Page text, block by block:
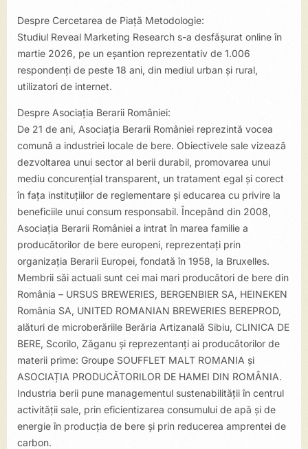
Despre Cercetarea de Piață Metodologie:
Studiul Reveal Marketing Research s-a desfăşurat online în
martie 2026, pe un eșantion reprezentativ de 1.006
respondenți de peste 18 ani, din mediul urban și rural,
utilizatori de internet.
Despre Asociația Berarii României:
De 21 de ani, Asociația Berarii României reprezintă vocea
comună a industriei locale de bere. Obiectivele sale vizează
dezvoltarea unui sector al berii durabil, promovarea unui
mediu concurențial transparent, un tratament egal și corect
în fața instituțiilor de reglementare și educarea cu privire la
beneficiile unui consum responsabil. Începând din 2008,
Asociația Berarii României a intrat în marea familie a
producătorilor de bere europeni, reprezentați prin
organizația Berarii Europei, fondată în 1958, la Bruxelles.
Membrii săi actuali sunt cei mai mari producători de bere din
România – URSUS BREWERIES, BERGENBIER SA, HEINEKEN
România SA, UNITED ROMANIAN BREWERIES BEREPROD,
alături de microberăriile Berăria Artizanală Sibiu, CLINICA DE
BERE, Scorilo, Zăganu și reprezentanți ai producătorilor de
materii prime: Groupe SOUFFLET MALT ROMANIA și
ASOCIAȚIA PRODUCĂTORILOR DE HAMEI DIN ROMÂNIA.
Industria berii pune managementul sustenabilității în centrul
activității sale, prin eficientizarea consumului de apă și de
energie în producţia de bere și prin reducerea amprentei de
carbon.